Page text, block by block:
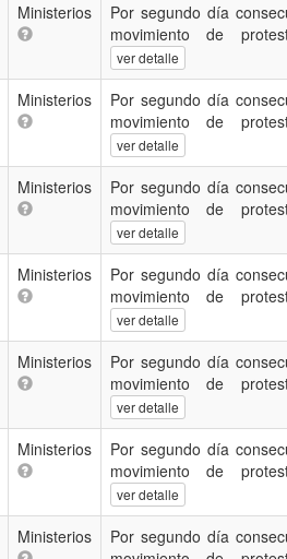
Ministerios
Por segundo día
movimiento de
ver detalle
Ministerios
Por segundo día
movimiento de
ver detalle
Ministerios
Por segundo día
movimiento de
ver detalle
Ministerios
Por segundo día
movimiento de
ver detalle
Ministerios
Por segundo día
movimiento de
ver detalle
Ministerios
Por segundo día
movimiento de
ver detalle
Ministerios
Por segundo día